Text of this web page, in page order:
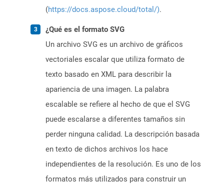
(https://docs.aspose.cloud/total/).
¿Qué es el formato SVG
Un archivo SVG es un archivo de gráficos
vectoriales escalar que utiliza formato de
texto basado en XML para describir la
apariencia de una imagen. La palabra
escalable se refiere al hecho de que el SVG
puede escalarse a diferentes tamaños sin
perder ninguna calidad. La descripción basada
en texto de dichos archivos los hace
independientes de la resolución. Es uno de los
formatos más utilizados para construir un